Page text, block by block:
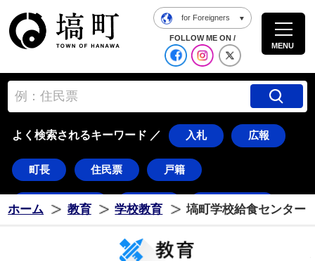
塙町ホームページ
for Foreigners
FOLLOW ME ON /
公式Facebook
塙町 塙町 X
MENU
よく検索されるキーワード ／ 入札 広報
町長 住民票 戸籍
道の駅はなわ ダリア 湯遊ランド
ホーム 教育 学校教育 塙町学校給食センター